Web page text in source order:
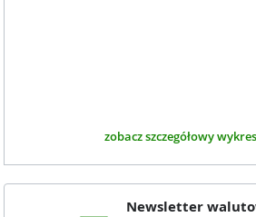
zobacz szczegółowy
Newsletter